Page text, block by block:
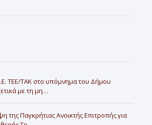
ΤΕΕ/ΤΑΚ στο υπόμνημα του Δήμου
με τη μη…
της Παγκρήτιας Ανοικτής Επιτροπής για